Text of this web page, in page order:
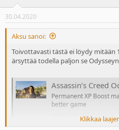
s
:
30.04.2020
Aksu sanoi:
Toivottavasti tästä ei löydy mitään
ärsyttää todella paljon se
Assassin’s Creed
Permanent XP Boost
better game
Klikkaa